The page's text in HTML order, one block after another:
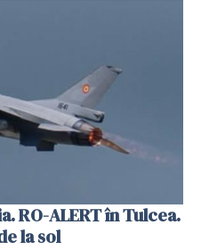
RO-ALERT în Tulcea.
la sol